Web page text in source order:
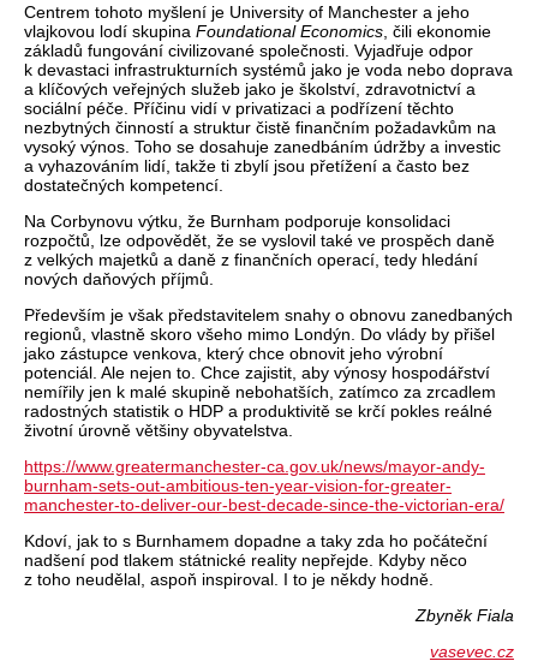
Centrem tohoto myšlení je University of Manchester a jeho
vlajkovou lodí skupina Foundational Economics , čili ekonomie
základů fungování civilizované společnosti. Vyjadřuje odpor
k devastaci infrastrukturních systémů jako je voda nebo doprava
a klíčových veřejných služeb jako je školství, zdravotnictví a
sociální péče. Příčinu vidí v privatizaci a podřízení těchto
nezbytných činností a struktur čistě finančním požadavkům na
vysoký výnos. Toho se dosahuje zanedbáním údržby a investic
a vyhazováním lidí, takže ti zbylí jsou přetížení a často bez
dostatečných kompetencí.
Na Corbynovu výtku, že Burnham podporuje konsolidaci
rozpočtů, lze odpovědět, že se vyslovil také ve prospěch daně
z velkých majetků a daně z finančních operací, tedy hledání
nových daňových příjmů.
Především je však představitelem snahy o obnovu zanedbaných
regionů, vlastně skoro všeho mimo Londýn. Do vlády by přišel
jako zástupce venkova, který chce obnovit jeho výrobní
potenciál. Ale nejen to. Chce zajistit, aby výnosy hospodářství
nemířily jen k malé skupině nebohatších, zatímco za zrcadlem
radostných statistik o HDP a produktivitě se krčí pokles reálné
životní úrovně většiny obyvatelstva.
https://www.greatermanchester-ca.gov.uk/news/mayor-andy-
burnham-sets-out-ambitious-ten-year-vision-for-greater-
manchester-to-deliver-our-best-decade-since-the-victorian-era/
Kdoví, jak to s Burnhamem dopadne a taky zda ho počáteční
nadšení pod tlakem státnické reality nepřejde. Kdyby něco
z toho neudělal, aspoň inspiroval. I to je někdy hodně.
Zbyněk Fiala
vasevec.cz